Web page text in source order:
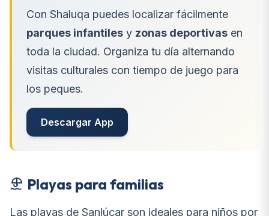
Con Shaluqa puedes localizar fácilmente
parques infantiles y zonas deportivas en
toda la ciudad. Organiza tu día alternando
visitas culturales con tiempo de juego para
los peques.
Descargar App
Playas para familias
Las playas de Sanlúcar son ideales para niños por